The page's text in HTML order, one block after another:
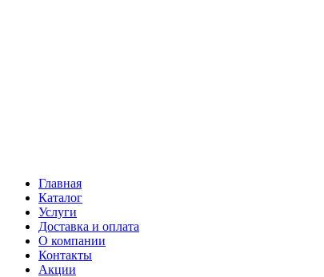
Главная
Каталог
Услуги
Доставка и оплата
О компании
Контакты
Акции